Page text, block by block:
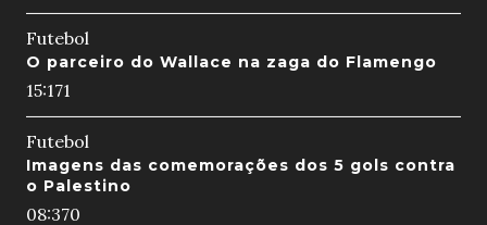
Futebol
O parceiro do Wallace na zaga do Flamengo
15:171
Futebol
Imagens das comemorações dos 5 gols contra
o Palestino
08:370